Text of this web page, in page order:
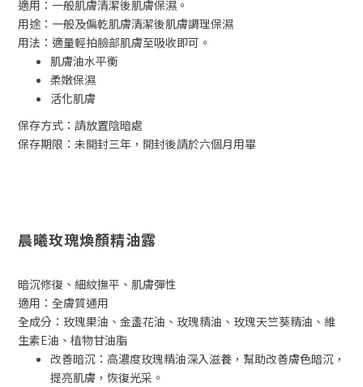
適⽤：⼀般肌膚清潔後肌膚保濕。
用途：一般及偏乾肌膚清潔後肌膚調理保濕
用法：適量輕拍臉部肌膚至吸收即可。
肌膚油水平衡
柔嫩保濕
活化肌膚
保存方式：請放置陰暗處
保存期限：未開封三年，開封後請於六個月用畢
晨曦玫瑰煥顏精油露
暗沉修復、細紋撫平、肌膚彈性
適用：全膚質通用
全成分：玫瑰果油、金盞花油、玫瑰精油、玫瑰天竺葵精油、維
生素E油、植物甘油脂
改善暗沉：高濃度玫瑰精油深入滋養，幫助改善膚色暗沉，
提亮肌膚，恢復光采。